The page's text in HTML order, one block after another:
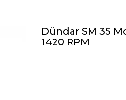
Dündar SM 35
1420 RPM